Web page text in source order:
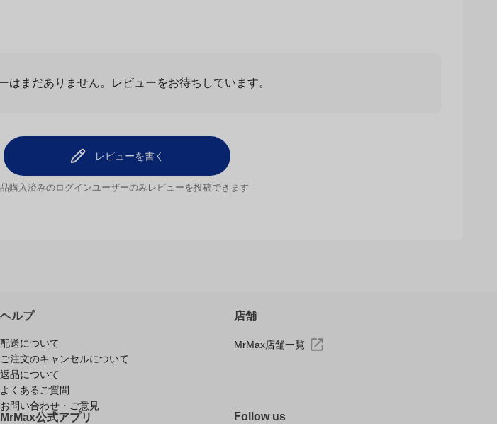
レビューを書く
ヘルプ
配送について
ご注文のキャンセルについて
返品について
よくあるご質問
お問い合わせ・ご意見
店舗
MrMax店舗一覧